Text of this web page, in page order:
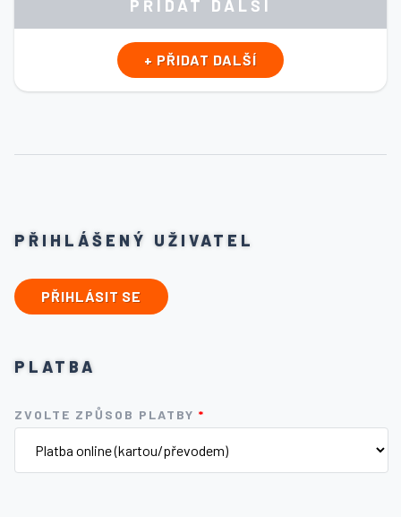
PŘIDAT DALŠÍ
+ PŘIDAT DALŠÍ
PŘIHLÁŠENÝ UŽIVATEL
PŘIHLÁSIT SE
PLATBA
ZVOLTE ZPŮSOB PLATBY *